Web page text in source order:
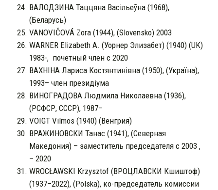
ВАЛОДЗИНА Таццяна Васільеўна (1968),
(Беларусь)
VANOVIČOVÁ Zora (1944), (Slovensko) 2003
WARNER Elizabeth A. (Уорнер Элизабет) (1940) (UK)
1983-, почетный член с 2020
ВАХНІНА Лариса Костянтинівна (1950), (Україна),
1993– член президіума
ВИНОГРАДОВА Людмила Николаевна (1936),
(РСФСР, СССР), 1987–
VOIGT Vilmos (1940) (Венгрия)
ВРАЖИНОВСКИ Танас (1941), (Северная
Македония) – заместитель председателя с 2003 ,
– 2020
WROCŁAWSKI Krzysztof (ВРОЦЛАВСКИ Кшиштоф)
(1937–2022), (Polska), ко-председатель комиссии